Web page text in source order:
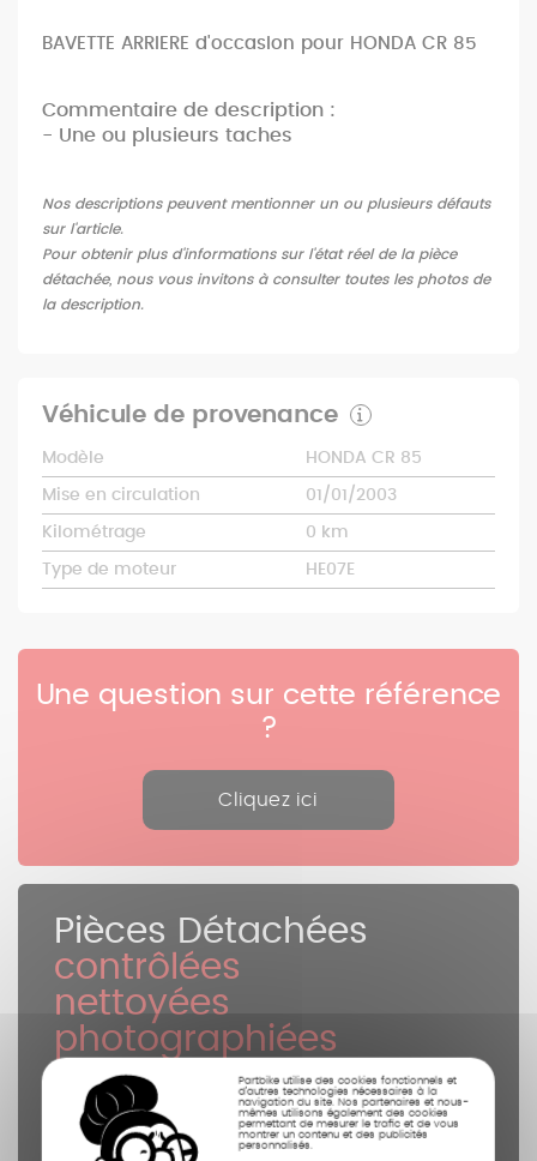
Partbike utilise des cookies fonctionnels et
d’autres technologies nécessaires à la
navigation du site. Nos partenaires et nous-
mêmes utilisons également des cookies
permettant de mesurer le trafic et de vous
montrer un contenu et des publicités
personnalisés.
BAVETTE ARRIERE d'occasion pour HONDA CR 85
Commentaire de description :
- Une ou plusieurs taches
Nos descriptions peuvent mentionner un ou plusieurs défauts
sur l'article.
Pour obtenir plus d'informations sur l'état réel de la pièce
détachée, nous vous invitons à consulter toutes les photos de
la description.
Véhicule de provenance
Modèle HONDA CR 85
Mise en circulation 01/01/2003
Kilométrage 0 km
Type de moteur HE07E
Une question sur cette référence
?
Cliquez ici
Pièces Détachées
contrôlées
nettoyées
photographiées